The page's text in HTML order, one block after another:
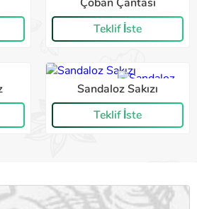
Teklif İste
Sandaloz Sakızı
Teklif İste